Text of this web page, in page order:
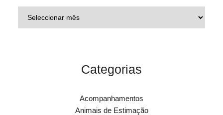
Categorias
Acompanhamentos
Animais de Estimação